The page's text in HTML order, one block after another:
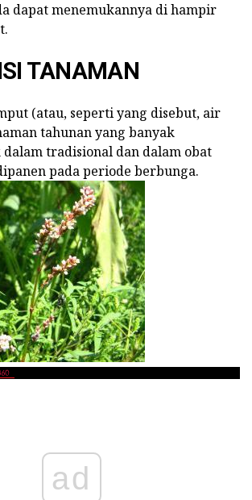
dapat menemukannya di hampir
TANAMAN
(atau, seperti yang disebut, air
tahunan yang banyak
tradisional dan dalam obat
pada periode berbunga.
ad